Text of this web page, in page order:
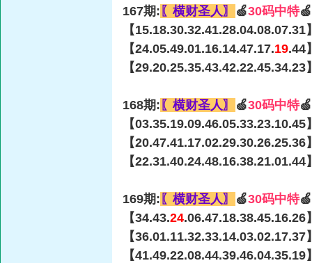
167期: 〖横财圣人〗 🍏30码中特
【15.18.30.32.41.28.04.08.07.31
【24.05.49.01.16.14.47.17.19.44
【29.20.25.35.43.42.22.45.34.23
168期: 〖横财圣人〗 🍏30码中特
【03.35.19.09.46.05.33.23.10.45
【20.47.41.17.02.29.30.26.25.36
【22.31.40.24.48.16.38.21.01.44
169期: 〖横财圣人〗 🍏30码中特
【34.43.24.06.47.18.38.45.16.26
【36.01.11.32.33.14.03.02.17.37
【41.49.22.08.44.39.46.04.35.19